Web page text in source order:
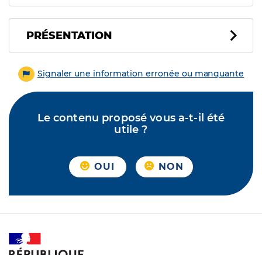
PRÉSENTATION
Signaler une information erronée ou manquante
Le contenu proposé vous a-t-il été
utile ?
OUI NON